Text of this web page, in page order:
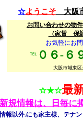
☆ようこそ 大阪
お問い合わせの物件
（家賃 保
お気軽にお
℡ ０６-６
大阪市城東区
☆★☆最
新規情報は、日毎に
報以外.にも家主様、テナ